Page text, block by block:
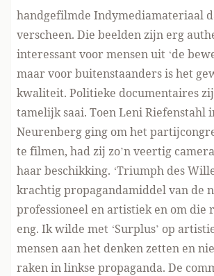
handgefilmde Indymediamateriaal
verscheen. Die beelden zijn erg
interessant voor mensen uit ‘de
maar voor buitenstaanders is het
kwaliteit. Politieke documentaires
tamelijk saai. Toen Leni Riefenstahl
Neurenberg ging om het
te filmen, had zij zo’n veertig
haar beschikking. ‘Triumph des
krachtig propagandamiddel van de
professioneel en artistiek en om die
eng. Ik wilde met ‘Surplus’ op
mensen aan het denken zetten en
raken in linkse propaganda. De